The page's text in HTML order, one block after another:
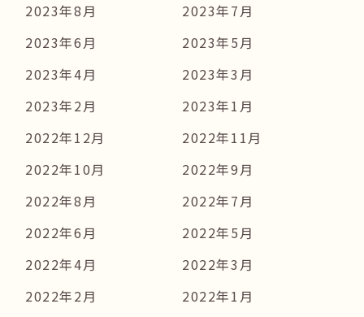
2023年8月
2023年7月
2023年6月
2023年5月
2023年4月
2023年3月
2023年2月
2023年1月
2022年12月
2022年11月
2022年10月
2022年9月
2022年8月
2022年7月
2022年6月
2022年5月
2022年4月
2022年3月
2022年2月
2022年1月